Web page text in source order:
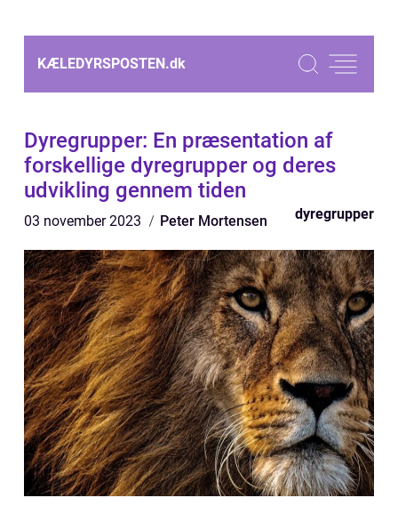
KÆLEDYRSPOSTEN.dk
Dyregrupper: En præsentation af
forskellige dyregrupper og deres
udvikling gennem tiden
03 november 2023 Peter Mortensen dyregrupper